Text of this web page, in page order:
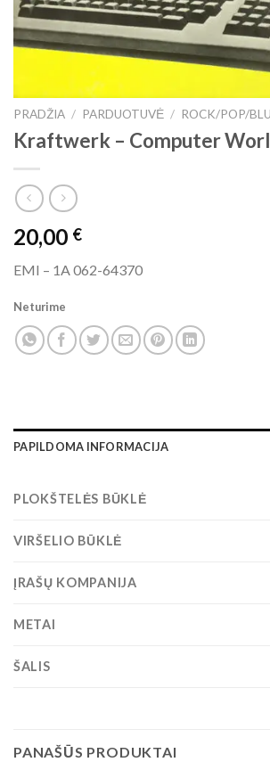
PRADŽIA / PARDUOTUVĖ / ROCK/POP/
Kraftwerk ‎– Computer
20,00 €
EMI ‎– 1A 062-64370
Neturime
PAPILDOMA INFORMACIJA
PLOKŠTELĖS BŪKLĖ
VIRŠELIO BŪKLĖ
ĮRAŠŲ KOMPANIJA
METAI
ŠALIS
PANAŠŪS PRODUKTAI